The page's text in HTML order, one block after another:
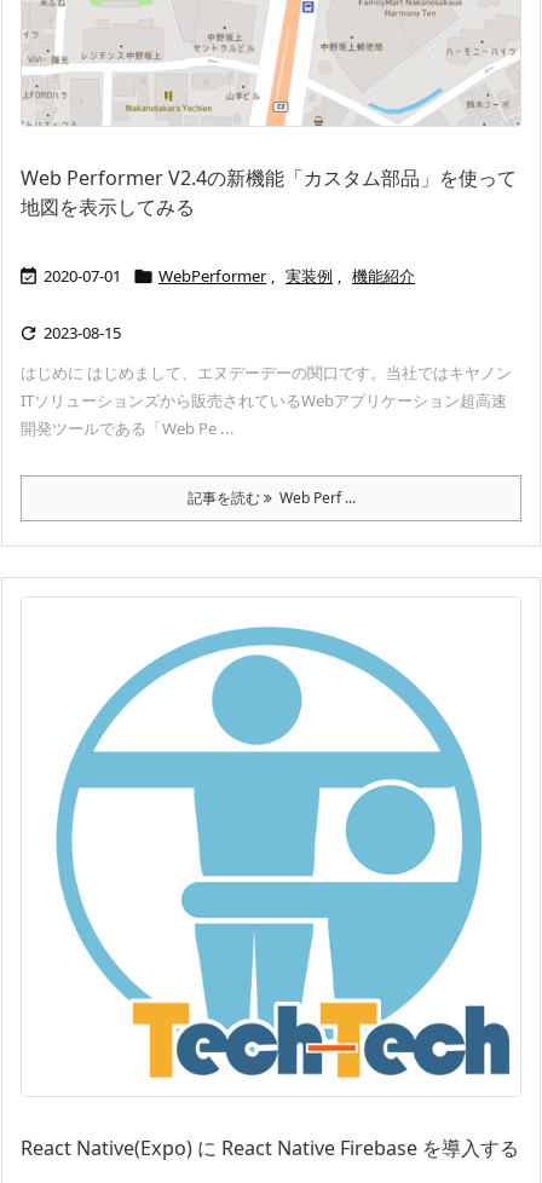
Web Performer V2.4の新機能「カスタム部品」を使って
地図を表示してみる
 2020-07-01  WebPerformer 実装例 機能紹介
 2023-08-15
はじめに はじめまして、エヌデーデーの関口です。当社ではキヤノン
ITソリューションズから販売されているWebアプリケーション超高速
開発ツールである「Web Pe ...
記事を読む Web Perf ...
React Native(Expo) に React Native Firebase を導入する